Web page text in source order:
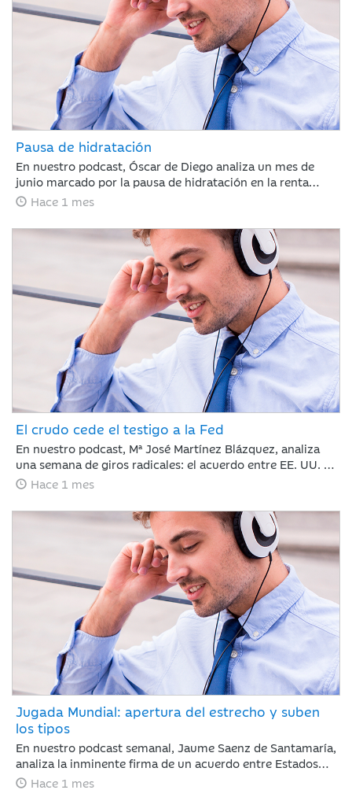
Pausa de hidratación
En nuestro podcast, Óscar de Diego analiza un mes de
junio marcado por la pausa de hidratación en la renta
variable y los avances en renta fija, clave para que Ibercaja
productos en positivo. De cara al verano, el mercado
recalibrará el escenario atento a la macroeconomía y a la
próxima temporada de resultados.
Hace 1 mes
El crudo cede el testigo a la Fed
En nuestro podcast, Mª José Martínez Blázquez, analiza
una semana de giros radicales: el acuerdo entre EE. UU. e
Irán reabre el Estrecho de Ormuz y hunde el petróleo por
debuta en la Fed rompiendo el guion con un mensaje duro
y menos explicaciones que promete traer volatilidad.
¿Cómo reaccionan los mercados? Con subidas en Europa
y la Inteligencia Artificial imparable.
Hace 1 mes
Jugada Mundial: apertura del estrecho y suben
los tipos
En nuestro podcast semanal, Jaume Saenz de Santamaría,
analiza la inminente firma de un acuerdo entre Estados
Unidos e Irán. El acuerdo reduce el riesgo geopolítico y
Hace 1 mes